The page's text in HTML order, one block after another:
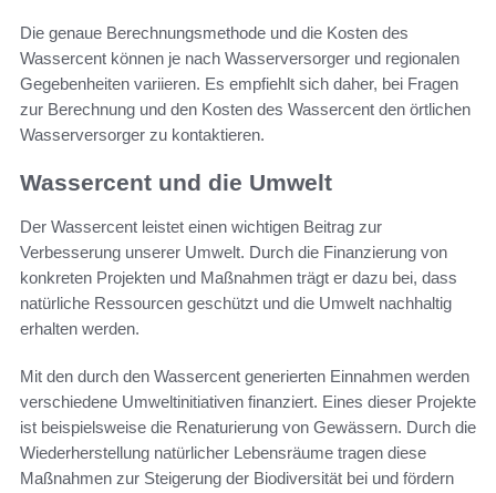
Die genaue Berechnungsmethode und die Kosten des
Wassercent können je nach Wasserversorger und regionalen
Gegebenheiten variieren. Es empfiehlt sich daher, bei Fragen
zur Berechnung und den Kosten des Wassercent den örtlichen
Wasserversorger zu kontaktieren.
Wassercent und die Umwelt
Der Wassercent leistet einen wichtigen Beitrag zur
Verbesserung unserer Umwelt. Durch die Finanzierung von
konkreten Projekten und Maßnahmen trägt er dazu bei, dass
natürliche Ressourcen geschützt und die Umwelt nachhaltig
erhalten werden.
Mit den durch den Wassercent generierten Einnahmen werden
verschiedene Umweltinitiativen finanziert. Eines dieser Projekte
ist beispielsweise die Renaturierung von Gewässern. Durch die
Wiederherstellung natürlicher Lebensräume tragen diese
Maßnahmen zur Steigerung der Biodiversität bei und fördern